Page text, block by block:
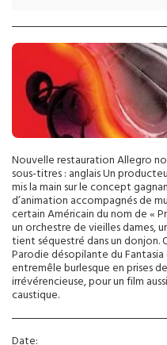
Nouvelle restauration Allegro
sous-titres : anglais Un
mis la main sur le concept
d’animation accompagnés de
certain Américain du nom de «
un orchestre de vieilles dames,
tient séquestré dans un donjon.
Parodie désopilante du
entremêle burlesque en prises
irrévérencieuse, pour un film
caustique.
Date: